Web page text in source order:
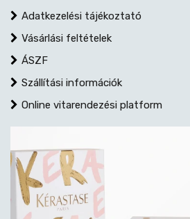
Adatkezelési tájékoztató
Vásárlási feltételek
ÁSZF
Szállítási információk
Online vitarendezési platform